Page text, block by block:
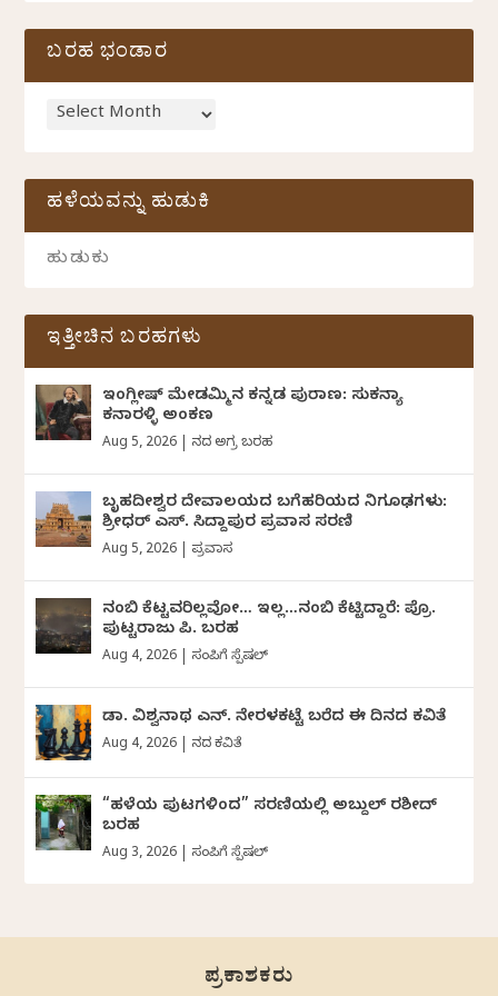
ಬರಹ ಭಂಡಾರ
ಹಳೆಯವನ್ನು ಹುಡುಕಿ
ಇತ್ತೀಚಿನ ಬರಹಗಳು
ಇಂಗ್ಲೀಷ್ ಮೇಡಮ್ಮಿನ ಕನ್ನಡ ಪುರಾಣ: ಸುಕನ್ಯಾ
ಕನಾರಳ್ಳಿ ಅಂಕಣ
Aug 5, 2026 ದಿನದ ಅಗ್ರ ಬರಹ
ಬೃಹದೀಶ್ವರ ದೇವಾಲಯದ ಬಗೆಹರಿಯದ ನಿಗೂಢಗಳು:
ಶ್ರೀಧರ್‌ ಎಸ್.‌ ಸಿದ್ದಾಪುರ ಪ್ರವಾಸ ಸರಣಿ
Aug 5, 2026 ಪ್ರವಾಸ
ನಂಬಿ ಕೆಟ್ಟವರಿಲ್ಲವೋ… ಇಲ್ಲ…ನಂಬಿ ಕೆಟ್ಟಿದ್ದಾರೆ: ಪ್ರೊ.
ಪುಟ್ಟರಾಜು ಪಿ. ಬರಹ
Aug 4, 2026 ಸಂಪಿಗೆ ಸ್ಪೆಷಲ್
ಡಾ. ವಿಶ್ವನಾಥ ಎನ್.‌ ನೇರಳಕಟ್ಟೆ ಬರೆದ ಈ ದಿನದ ಕವಿತೆ
Aug 4, 2026 ದಿನದ ಕವಿತೆ
“ಹಳೆಯ ಪುಟಗಳಿಂದ” ಸರಣಿಯಲ್ಲಿ ಅಬ್ದುಲ್‌ ರಶೀದ್‌
ಬರಹ
Aug 3, 2026 ಸಂಪಿಗೆ ಸ್ಪೆಷಲ್
ಪ್ರಕಾಶಕರು